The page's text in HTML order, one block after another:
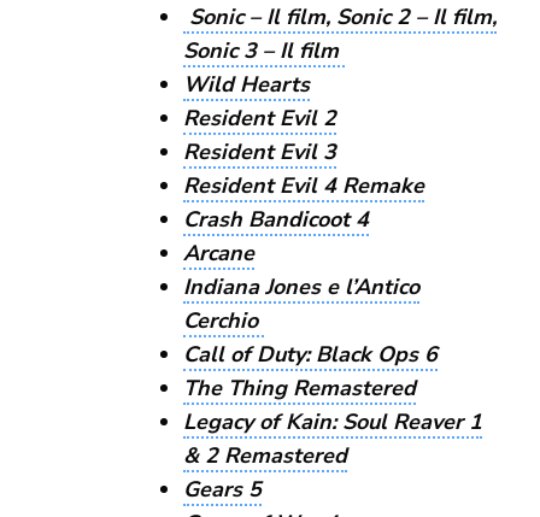
Sonic – Il film, Sonic 2 – Il film,
Sonic 3 – Il film
Wild Hearts
Resident Evil 2
Resident Evil 3
Resident Evil 4 Remake
Crash Bandicoot 4
Arcane
Indiana Jones e l’Antico
Cerchio
Call of Duty: Black Ops 6
The Thing Remastered
Legacy of Kain: Soul Reaver 1
& 2 Remastered
Gears 5